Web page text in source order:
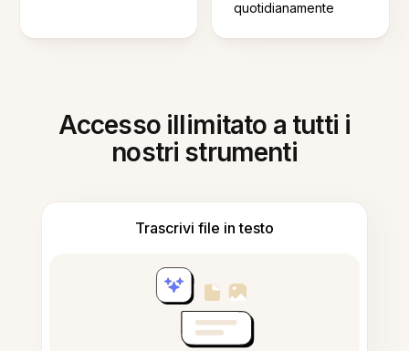
quotidianamente
Accesso illimitato a tutti i
nostri strumenti
Trascrivi file in testo